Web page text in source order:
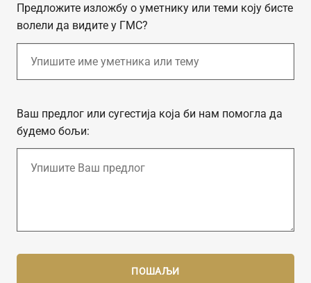
Предложите изложбу о уметнику или теми коју бисте
волели да видите у ГМС?
Ваш предлог или сугестија која би нам помогла да
будемо бољи: